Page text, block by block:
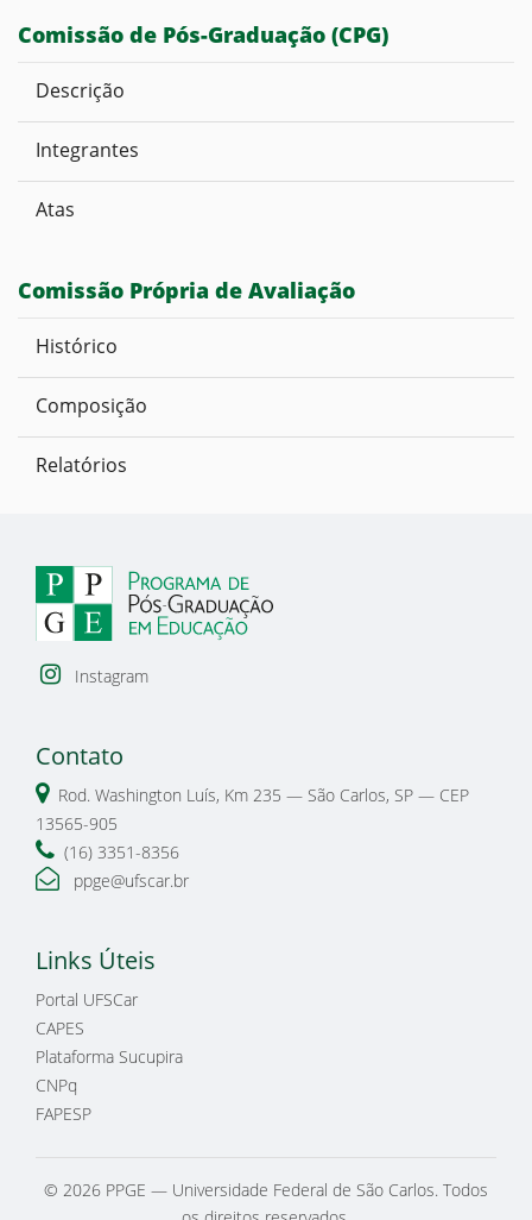
Comissão de Pós-Graduação (CPG)
Descrição
Integrantes
Atas
Comissão Própria de Avaliação
Histórico
Composição
Relatórios
Instagram
Contato
Rod. Washington Luís, Km 235 — São Carlos, SP — CEP
13565-905
(16) 3351-8356
ppge@ufscar.br
Links Úteis
Portal UFSCar
CAPES
Plataforma Sucupira
CNPq
FAPESP
© 2026 PPGE — Universidade Federal de São Carlos. Todos